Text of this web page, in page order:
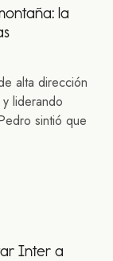
la
alta dirección
liderando
sintió que
Inter a